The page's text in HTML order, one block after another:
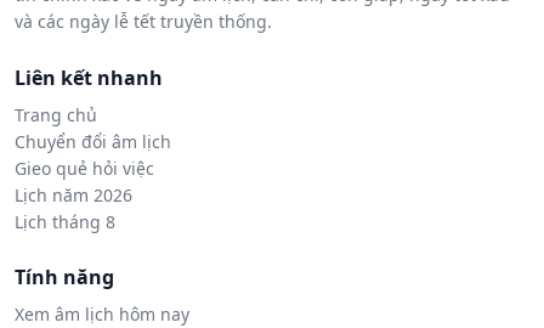
và các ngày lễ tết truyền thống.
Liên kết nhanh
Trang chủ
Chuyển đổi âm lịch
Gieo quẻ hỏi việc
Lịch năm 2026
Lịch tháng 8
Tính năng
Xem âm lịch hôm nay